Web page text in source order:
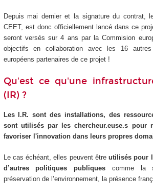
Depuis mai dernier et la signature du contrat,
CEET, est donc officiellement lancé dans ce
seront versés sur 4 ans par la Commision
objectifs en collaboration avec les 16
européens partenaires de ce projet !
Qu'est ce qu'une
(IR) ?
Les I.R. sont des installations, des
sont utilisés par les chercheur.euse.s pour
favoriser l'innovation dans leurs propres
Le cas échéant, elles peuvent êtreutilisés pour
d’autres politiques publiques comme la
préservation de l’environnement, la présence